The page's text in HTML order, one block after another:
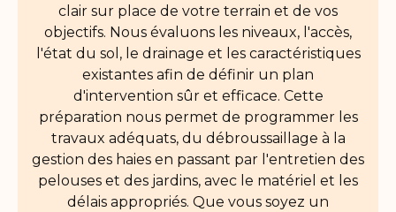
clair sur place de votre terrain et de vos
objectifs. Nous évaluons les niveaux, l'accès,
l'état du sol, le drainage et les caractéristiques
existantes afin de définir un plan
d'intervention sûr et efficace. Cette
préparation nous permet de programmer les
travaux adéquats, du débroussaillage à la
gestion des haies en passant par l'entretien des
pelouses et des jardins, avec le matériel et les
délais appropriés. Que vous soyez un